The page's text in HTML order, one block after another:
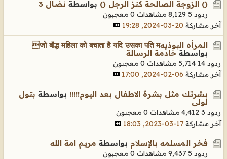
() الزوجة الصالحة كنز الرجل () بواسطة نضال 3
ردود 5 8,129 مشاهدات
0 معجبون
آخر مشاركة 20-03-2024, 19:28
المرأه البوذيهजो बौद्ध महिला को बचाता है यदि उसका पति म
بواسطةخادمة الرسالة
ردود 14 5,714 مشاهدات
0 معجبون
آخر مشاركة 06-02-2024, 17:00
بشرتك مثل بشرة الاطفال بعد اليوم!!!!! بواسطة بتول
لولى
ردود 3 4,412 مشاهدات
0 معجبون
آخر مشاركة 17-03-2023, 18:03
فخر المسلمه بالإسلام بواسطة مريم امة الله
ردود 5 9,437 مشاهدات
0 معجبون